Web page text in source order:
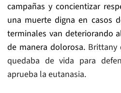
campañas y concientizar
una muerte digna en casos
terminales van deteriorando
de manera dolorosa. Brittany
quedaba de vida para
aprueba la eutanasia.